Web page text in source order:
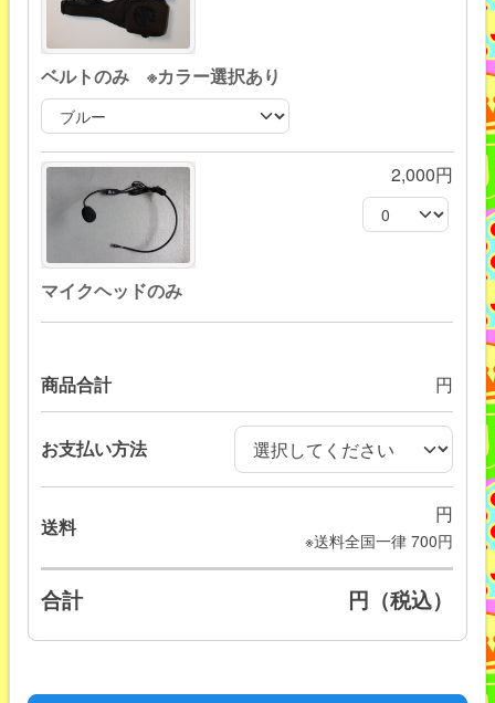
ベルトのみ ※カラー選択あり
マイクヘッドのみ
2,000円
商品合計 円
お支払い方法
送料
円
※送料全国一律 700円
合計 円（税込）